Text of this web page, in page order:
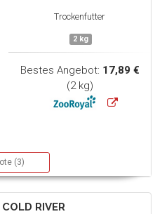
Trockenfutter
2 kg
Bestes Angebot: 17,89 €
(2 kg)
(3)
COLD RIVER